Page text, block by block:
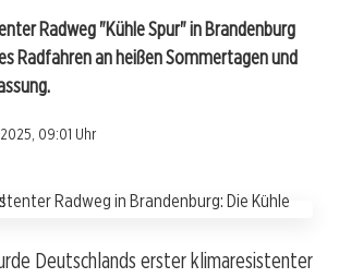
Radweg "Kühle Spur" in Brandenburg
Radfahren an heißen Sommertagen und
09:01 Uhr
Deutschlands erster klimaresistenter